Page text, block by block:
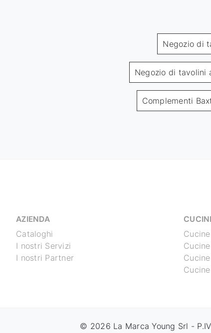
Negozio di
Negozio di tavolini
Complementi
AZIENDA
Cataloghi
I nostri Servizi
I nostri Partner
© 2026 La Marca Young Srl -